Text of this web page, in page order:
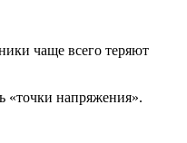
чаще всего теряют
«точки напряжения».